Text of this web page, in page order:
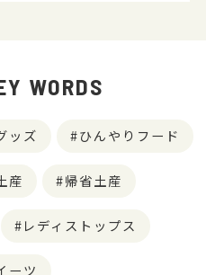
WORDS
ッズ ひんやりフード
産 帰省土産
レディストップス
ーツ